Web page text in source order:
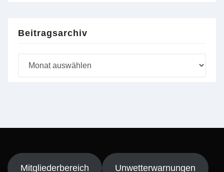
Beitragsarchiv
Mitgliederbereich Unwetterwarnungen